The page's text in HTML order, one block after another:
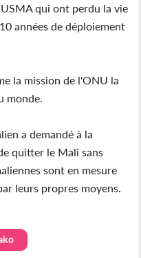
qui ont perdu la vie
années de déploiement
la mission de l'ONU la
monde.
a demandé à la
quitter le Mali sans
sont en mesure
leurs propres moyens.